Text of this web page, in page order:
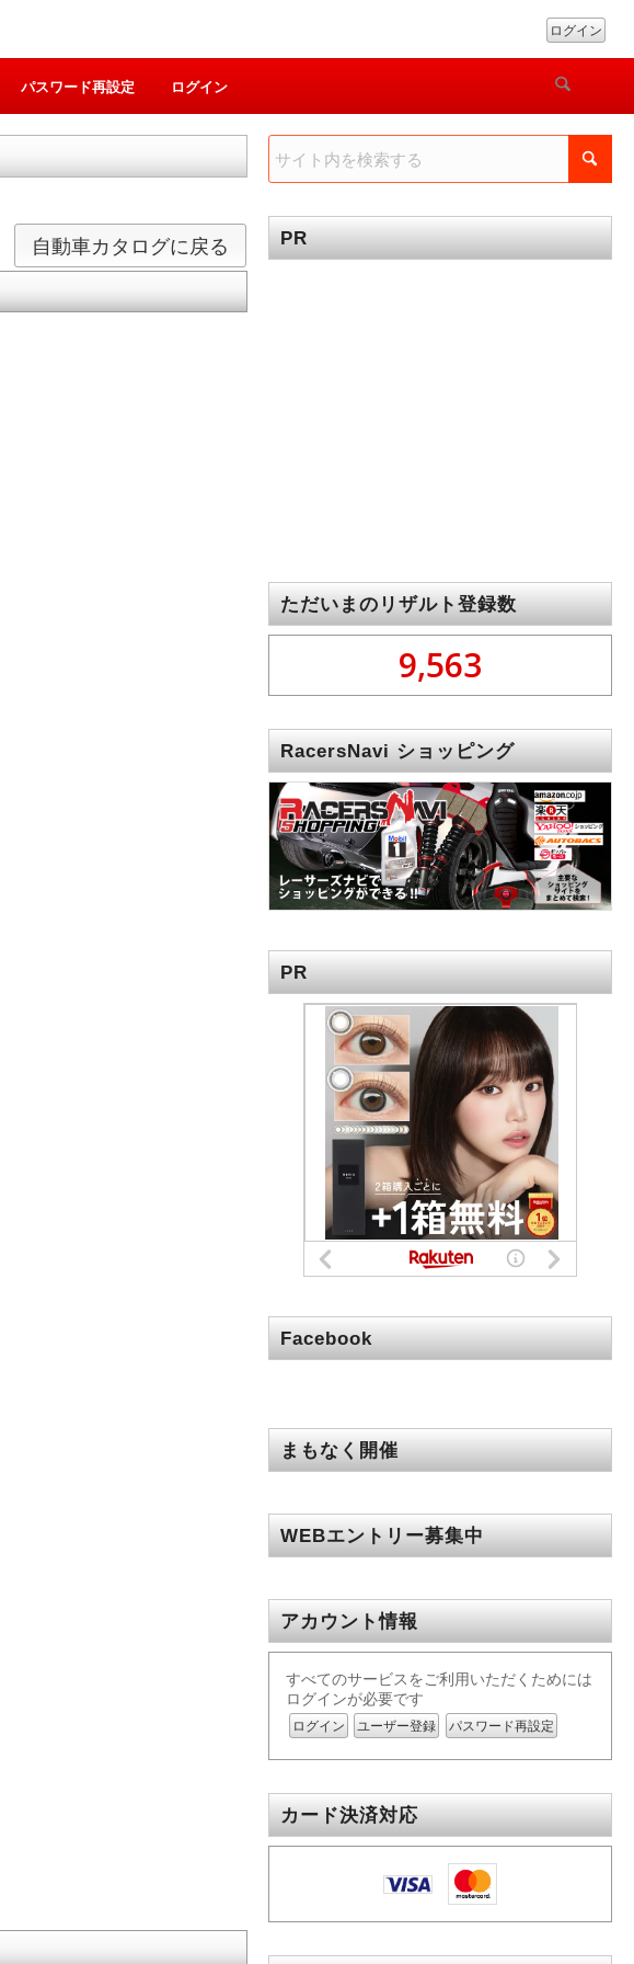
ログイン
パスワード再設定 ログイン
自動車カタログに戻る PR
ただいまのリザルト登録数
9,563
RacersNavi ショッピング
PR
Facebook
まもなく開催
WEBエントリー募集中
アカウント情報
すべてのサービスをご利用いただくためには
ログインが必要です
ログイン ユーザー登録 パスワード再設定
カード決済対応